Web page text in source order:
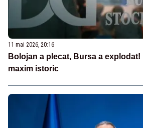
11 mai 2026, 20:16
Bolojan a plecat, Bursa a
maxim istoric